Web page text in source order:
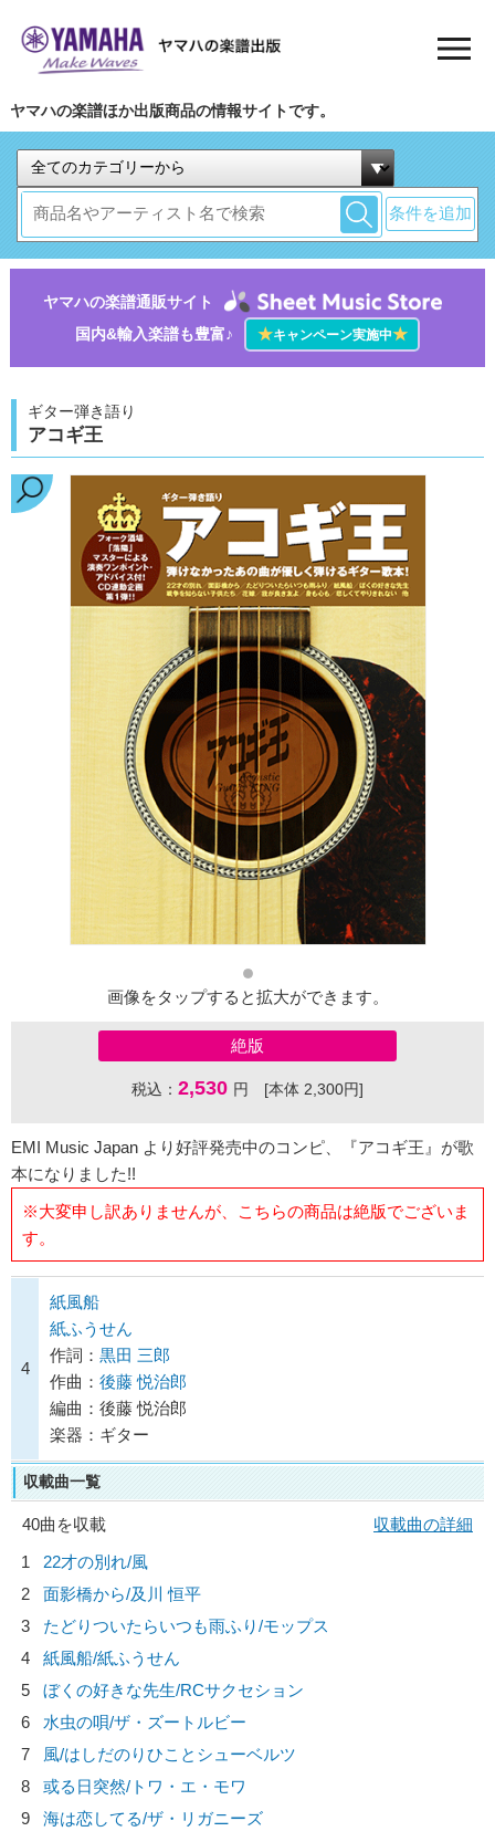
ヤマハの楽譜ほか出版商品の情報サイトです。
条件を追加
ヤマハの楽譜通販サイト
国内&輸入楽譜も豊富♪
★キャンペーン実施中★
ギター弾き語り
アコギ王
画像をタップすると拡大ができます。
絶版
税込： 2,530 円 [本体 2,300円]
EMI Music Japan より好評発売中のコンピ、『アコギ王』が歌
本になりました!!
※大変申し訳ありませんが、こちらの商品は絶版でございま
す。
4
紙風船
紙ふうせん
作詞： 黒田 三郎
作曲： 後藤 悦治郎
編曲：後藤 悦治郎
楽器：ギター
収載曲一覧
40曲を収載
収載曲の詳細
1
22才の別れ/風
2
面影橋から/及川 恒平
3
たどりついたらいつも雨ふり/モップス
4
紙風船/紙ふうせん
5
ぼくの好きな先生/RCサクセション
6
水虫の唄/ザ・ズートルビー
7
風/はしだのりひことシューベルツ
8
或る日突然/ トワ・エ・モワ
9
海は恋してる/ザ・リガニーズ